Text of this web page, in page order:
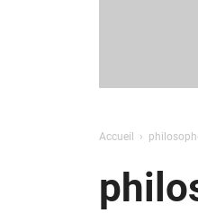
Accueil